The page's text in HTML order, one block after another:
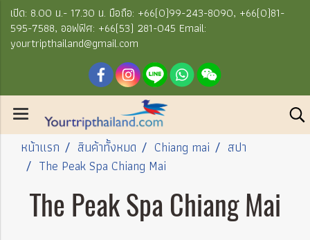
เปิด: 8.00 น.- 17.30 น. มือถือ: +66(0)99-243-8090, +66(0)81-
595-7588, ออฟฟิศ: +66(53) 281-045 Email:
yourtripthailand@gmail.com
หน้าแรก สินค้าทั้งหมด Chiang mai
สปา
The Peak Spa Chiang Mai
The Peak Spa Chiang Mai